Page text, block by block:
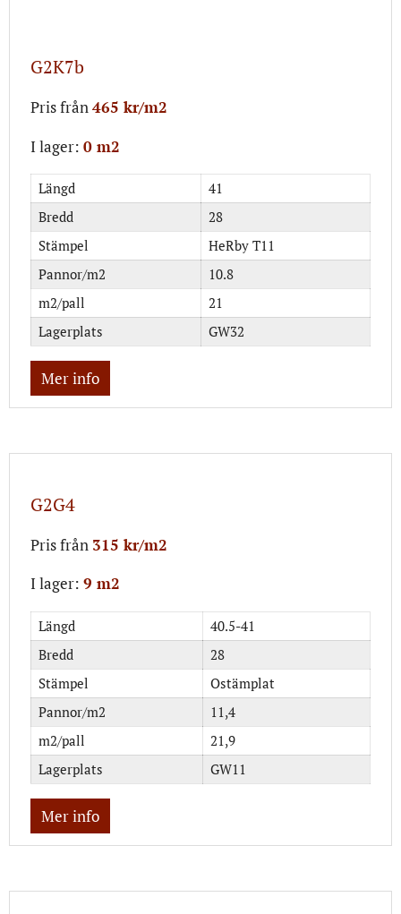
G2K7b
Pris från465 kr/m2
I lager: 0 m2
Längd
41
Bredd
28
Stämpel
HeRby T11
Pannor/m2
10.8
m2/pall
21
Lagerplats
GW32
Mer info
G2G4
Pris från 315 kr/m2
I lager: 9 m2
Längd
40.5-41
Bredd
28
Stämpel
Ostämplat
Pannor/m2
11,4
m2/pall
21,9
Lagerplats
GW11
Mer info